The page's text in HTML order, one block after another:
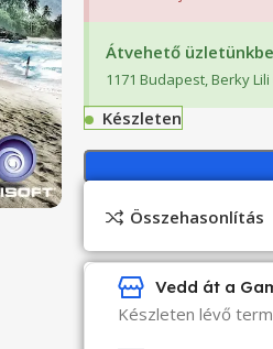
Átvehető
1171 Budapest, Berky
Készleten
Összehasonlítás
Vedd át a
Készleten lévő